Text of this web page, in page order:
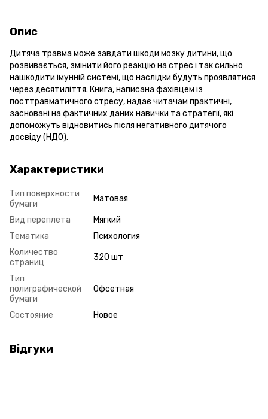
Опис
Дитяча травма може завдати шкоди мозку дитини, що
розвивається, змінити його реакцію на стрес і так сильно
нашкодити імунній системі, що наслідки будуть проявлятися
через десятиліття. Книга, написана фахівцем із
посттравматичного стресу, надає читачам практичні,
засновані на фактичних даних навички та стратегії, які
допоможуть відновитись після негативного дитячого
досвіду (НДО).
Характеристики
Тип поверхности
бумаги
Матовая
Вид переплета
Мягкий
Тематика
Психология
Количество
страниц
320 шт
Тип
полиграфической
бумаги
Офсетная
Состояние Новое
Відгуки